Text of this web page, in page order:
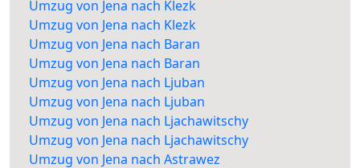
Umzug von Jena nach Klezk
Umzug von Jena nach Klezk
Umzug von Jena nach Baran
Umzug von Jena nach Baran
Umzug von Jena nach Ljuban
Umzug von Jena nach Ljuban
Umzug von Jena nach Ljachawitschy
Umzug von Jena nach Ljachawitschy
Umzug von Jena nach Astrawez